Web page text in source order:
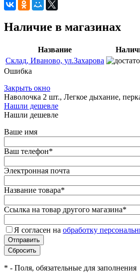
Наличие в магазинах
Название
Склад, Иваново, ул.Захарова
Ошибка
Закрыть окно
Наволочка 2 шт., Легкое дыхание,
Нашли дешевле
Нашли дешевле
Ваше имя
Ваш телефон*
Электронная почта
Название товара*
Ссылка на товар другого магазина*
Я согласен на обработку
* - Поля, обязательные для заполнения